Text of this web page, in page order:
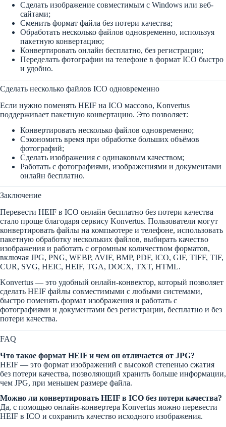
Сделать изображение совместимым с Windows или веб-
сайтами;
Сменить формат файла без потери качества;
Обработать несколько файлов одновременно, используя
пакетную конвертацию;
Конвертировать онлайн бесплатно, без регистрации;
Переделать фотографии на телефоне в формат ICO быстро
и удобно.
Сделать несколько файлов ICO одновременно
Если нужно поменять HEIF на ICO массово, Konvertus
поддерживает пакетную конвертацию. Это позволяет:
Конвертировать несколько файлов одновременно;
Сэкономить время при обработке больших объёмов
фотографий;
Сделать изображения с одинаковым качеством;
Работать с фотографиями, изображениями и документами
онлайн бесплатно.
Заключение
Перевести HEIF в ICO онлайн бесплатно без потери качества
стало проще благодаря сервису Konvertus. Пользователи могут
конвертировать файлы на компьютере и телефоне, использовать
пакетную обработку нескольких файлов, выбирать качество
изображения и работать с огромным количеством форматов,
включая JPG, PNG, WEBP, AVIF, BMP, PDF, ICO, GIF, TIFF, TIF,
CUR, SVG, HEIC, HEIF, TGA, DOCX, TXT, HTML.
Konvertus — это удобный онлайн-конвектор, который позволяет
сделать HEIF файлы совместимыми с любыми системами,
быстро поменять формат изображения и работать с
фотографиями и документами без регистрации, бесплатно и без
потери качества.
FAQ
Что такое формат HEIF и чем он отличается от JPG?
HEIF — это формат изображений с высокой степенью сжатия
без потери качества, позволяющий хранить больше информации,
чем JPG, при меньшем размере файла.
Можно ли конвертировать HEIF в ICO без потери качества?
Да, с помощью онлайн-конвертера Konvertus можно перевести
HEIF в ICO и сохранить качество исходного изображения.